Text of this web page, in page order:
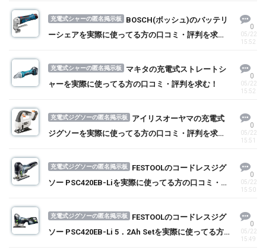
充電式シャーの匿名掲示板
BOSCH(ボッシュ)のバッテリ
ーシェアを実際に使ってる方の口コミ・評判を求
0
05/22
15:52
充電式シャーの匿名掲示板
マキタの充電式ストレートシ
ャーを実際に使ってる方の口コミ・評判を求む！
0
05/22
15:52
充電式ジグソーの匿名掲示板
アイリスオーヤマの充電式
ジグソーを実際に使ってる方の口コミ・評判を求
0
05/22
15:51
充電式ジグソーの匿名掲示板
FESTOOLのコードレスジグ
ソー PSC420EB-Liを実際に使ってる方の口コミ・評
0
05/22
15:50
充電式ジグソーの匿名掲示板
FESTOOLのコードレスジグ
ソー PSC420EB-Li 5．2Ah Setを実際に使ってる方
0
05/22
15:49